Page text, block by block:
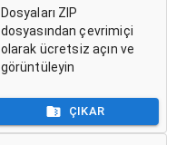
Dosyaları ZIP
dosyasından çevrimiçi
olarak ücretsiz açın ve
görüntüleyin
ÇIKAR